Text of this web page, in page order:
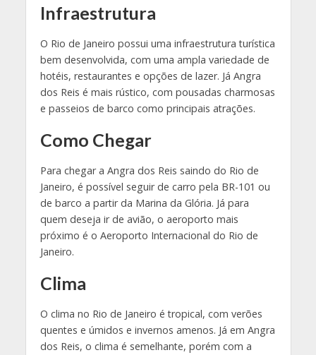
Infraestrutura
O Rio de Janeiro possui uma infraestrutura turística
bem desenvolvida, com uma ampla variedade de
hotéis, restaurantes e opções de lazer. Já Angra
dos Reis é mais rústico, com pousadas charmosas
e passeios de barco como principais atrações.
Como Chegar
Para chegar a Angra dos Reis saindo do Rio de
Janeiro, é possível seguir de carro pela BR-101 ou
de barco a partir da Marina da Glória. Já para
quem deseja ir de avião, o aeroporto mais
próximo é o Aeroporto Internacional do Rio de
Janeiro.
Clima
O clima no Rio de Janeiro é tropical, com verões
quentes e úmidos e invernos amenos. Já em Angra
dos Reis, o clima é semelhante, porém com a